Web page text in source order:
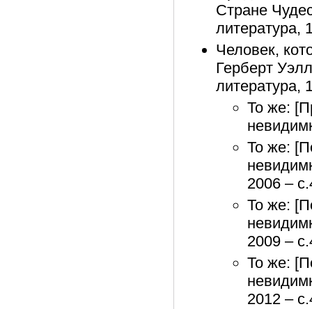
Стране
литература,
Человек,
Герберт
литература,
То же:
То же:
2006 –
То же:
2009 –
То же:
2012 –